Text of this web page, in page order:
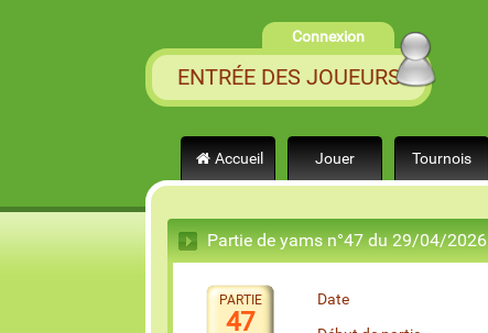
Connexion
ENTRÉE DES JOUEURS
Accueil Jouer Tournois
Partie de yams n°47 du 29/04/2026
PARTIE
47
Date